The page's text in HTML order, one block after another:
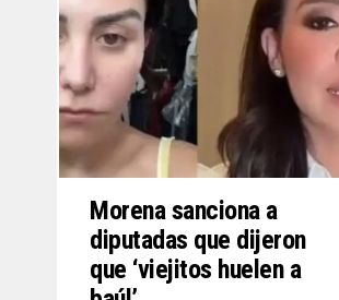
Morena sanciona a
diputadas que dijeron
que ‘viejitos huelen a